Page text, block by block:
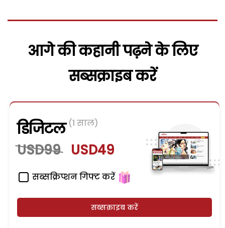
आगे की कहानी पढ़ने के लिए
सब्सक्राइब करें
डिजिटल (1 साल)
USD99 USD49
सब्सक्रिप्शन गिफ्ट करें
सब्सक्राइब करें